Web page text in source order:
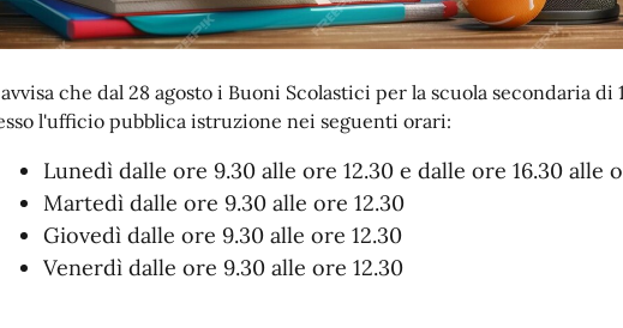
che dal 28 agosto i Buoni Scolastici per la scuola secondaria di
l'ufficio pubblica istruzione nei seguenti orari:
Lunedì dalle ore 9.30 alle ore 12.30 e dalle ore 16.30 alle
Martedì dalle ore 9.30 alle ore 12.30
Giovedì dalle ore 9.30 alle ore 12.30
Venerdì dalle ore 9.30 alle ore 12.30